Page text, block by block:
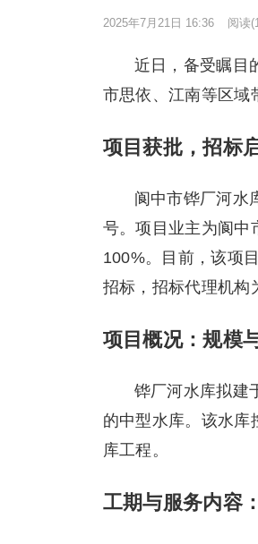
2025年7月21日 16:36 阅读
近日，备受瞩目
市思依、江南等区域
项目获批，招标
阆中市铧厂河水
号。项目业主为阆中
100%。目前，该项
招标，招标代理机构
项目概况：规模
铧厂河水库拟建
的中型水库。该水
库工程。
工期与服务内容